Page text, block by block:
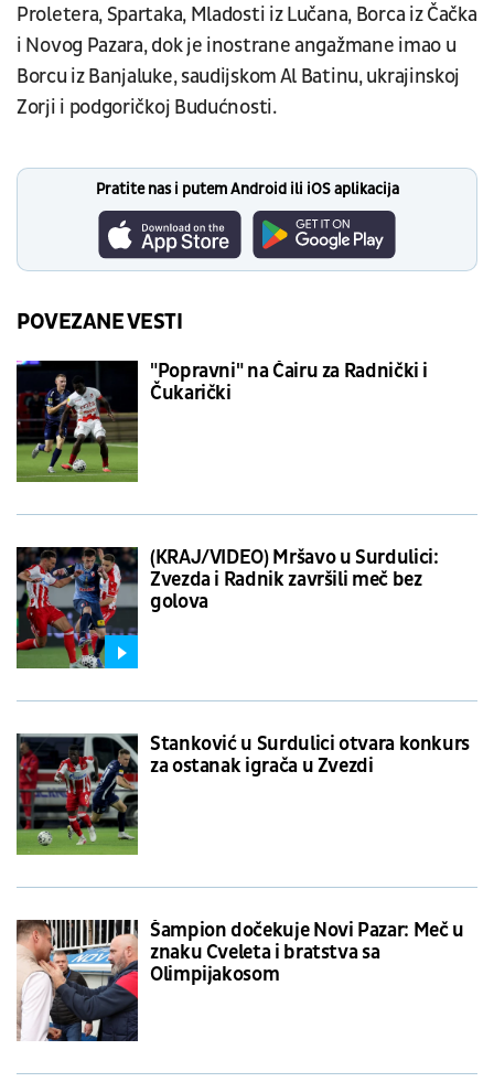
Proletera, Spartaka, Mladosti iz Lučana, Borca iz Čačka
i Novog Pazara, dok je inostrane angažmane imao u
Borcu iz Banjaluke, saudijskom Al Batinu, ukrajinskoj
Zorji i podgoričkoj Budućnosti.
Pratite nas i putem Android ili iOS aplikacija
POVEZANE VESTI
"Popravni" na Čairu za Radnički i
Čukarički
(KRAJ/VIDEO) Mršavo u Surdulici:
Zvezda i Radnik završili meč bez
golova
Stanković u Surdulici otvara konkurs
za ostanak igrača u Zvezdi
Šampion dočekuje Novi Pazar: Meč u
znaku Cveleta i bratstva sa
Olimpijakosom